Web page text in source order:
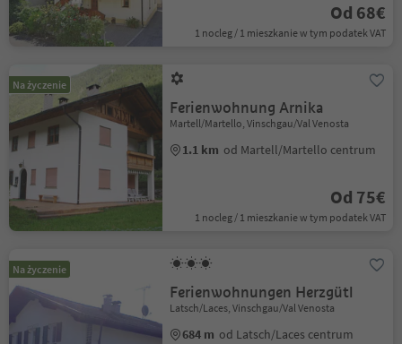
Od 68€
1 nocleg / 1 mieszkanie w tym podatek VAT
Na życzenie
Ferienwohnung Arnika
Martell/Martello, Vinschgau/Val Venosta
1.1 km od Martell/Martello centrum
Od 75€
1 nocleg / 1 mieszkanie w tym podatek VAT
Na życzenie
Ferienwohnungen Herzgütl
Latsch/Laces, Vinschgau/Val Venosta
684 m od Latsch/Laces centrum